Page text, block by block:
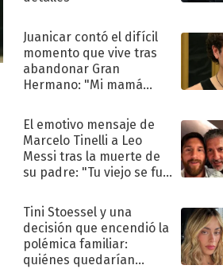
Juanicar contó el difícil
momento que vive tras
abandonar Gran
Hermano: "Mi mamá
El emotivo mensaje de
Marcelo Tinelli a Leo
Messi tras la muerte de
su padre: "Tu viejo se fue
Tini Stoessel y una
decisión que encendió la
polémica familiar:
quiénes quedarían